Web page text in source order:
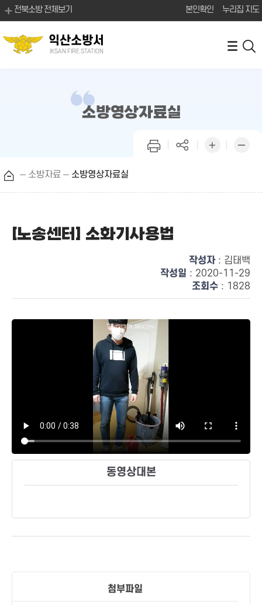
전북소방 전체보기 본인확인 누리집 지도
익산소방서
IKSAN FIRE STATION
소방영상자료실
소방자료 소방영상자료실
[노송센터] 소화기사용법
작성자: 김태백
작성일 : 2020-11-29
조회수 : 1828
동영상대본
첨부파일